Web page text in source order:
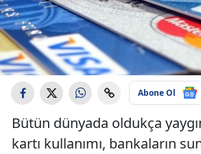
Abone Ol
Bütün dünyada oldukça
kartı kullanımı, bankaların